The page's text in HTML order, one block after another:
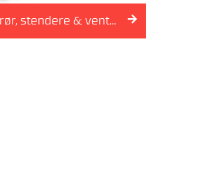
Grenrør, stendere & ventiler